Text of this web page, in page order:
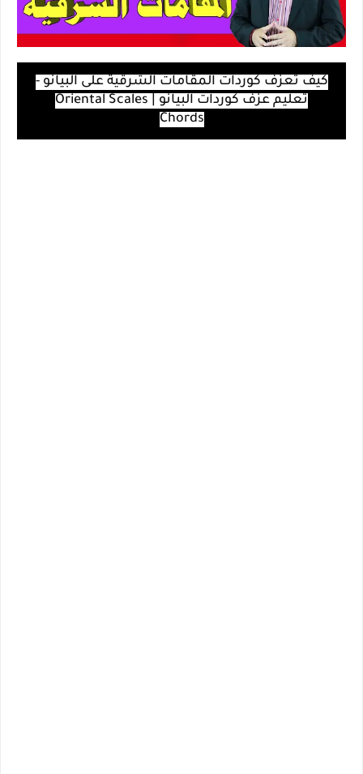
كيف تعزف كوردات المقامات الشرقية على البيانو -
تعليم عزف كوردات البيانو | Oriental Scales
Chords